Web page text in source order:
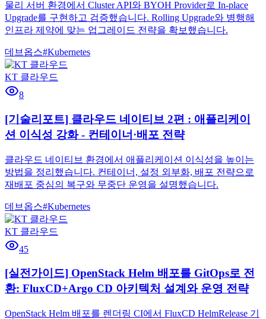
물리 서버 환경에서 Cluster API와 BYOH Provider로 In-place
Upgrade를 구현하고 검증했습니다. Rolling Upgrade와 병행해
인프라 제약에 맞는 업그레이드 전략을 확보했습니다.
데브옵스#Kubernetes
KT 클라우드
8
[기술리포트] 클라우드 네이티브 2편 : 애플리케이
션 이식성 강화 - 컨테이너·배포 전략
클라우드 네이티브 환경에서 애플리케이션 이식성을 높이는
방법을 정리했습니다. 컨테이너, 설정 외부화, 배포 전략으로
재배포 중심의 복구와 무중단 운영을 설명했습니다.
데브옵스#Kubernetes
KT 클라우드
45
[실전가이드] OpenStack Helm 배포를 GitOps로 전
환: FluxCD+Argo CD 아키텍처 설계와 운영 전략
OpenStack Helm 배포를 렌더링 CI에서 FluxCD HelmRelease 기